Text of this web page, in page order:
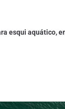
esqui aquático,